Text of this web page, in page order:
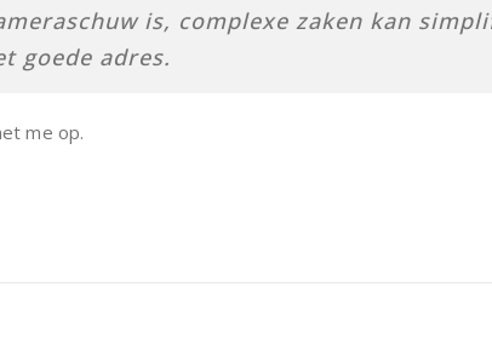
is, complexe zaken kan
goede adres.
me op.